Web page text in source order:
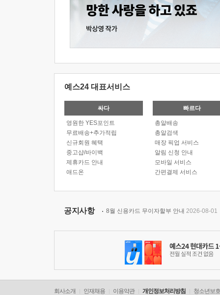
예스24 대표서비스
싸다
영원한 YES포인트
무료배송+추가적립
신규회원 혜택
중고샵/바이백
제휴카드 안내
애드온
빠르다
총알배송
총알검색
매장 픽업 서비스
알림 신청 안내
모바일 서비스
간편결제 서비스
공지사항 8월 신용카드 무이자할부 안내 2026-08-01
회사소개 인재채용 이용약관 개인정보처리방침 청소년보